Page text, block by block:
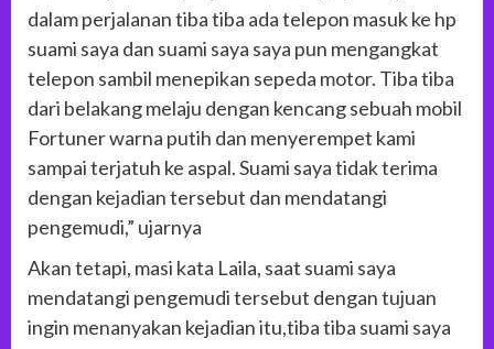
dalam perjalanan tiba tiba ada telepon masuk ke hp
suami saya dan suami saya saya pun mengangkat
telepon sambil menepikan sepeda motor. Tiba tiba
dari belakang melaju dengan kencang sebuah mobil
Fortuner warna putih dan menyerempet kami
sampai terjatuh ke aspal. Suami saya tidak terima
dengan kejadian tersebut dan mendatangi
pengemudi,” ujarnya
Akan tetapi, masi kata Laila, saat suami saya
mendatangi pengemudi tersebut dengan tujuan
ingin menanyakan kejadian itu,tiba tiba suami saya